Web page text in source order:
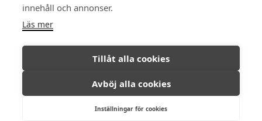
innehåll och annonser.
Läs mer
Tillåt alla cookies
Avböj alla cookies
Inställningar för cookies
FÖLJ OSS
Ambassadör Fastighetsmäkleri © All
rights reserved, 2026.
Integritetspolicy